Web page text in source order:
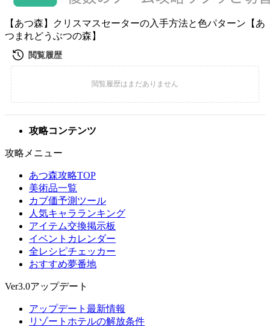
【あつ森】クリスマスセーターの入手方法と色パターン【あ
つまれどうぶつの森】
攻略コンテンツ
攻略メニュー
あつ森攻略TOP
美術品一覧
カブ価予測ツール
人気キャラランキング
アイテム交換掲示板
イベントカレンダー
全レシピチェッカー
おすすめ夢番地
Ver3.0アップデート
アップデート最新情報
リゾートホテルの解放条件